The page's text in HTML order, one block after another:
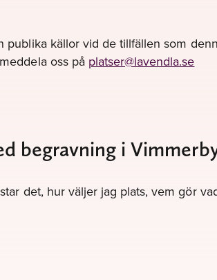
publika källor vid de tillfällen som
oss på platser@lavendla.se
begravning i
det, hur väljer jag plats, vem gör